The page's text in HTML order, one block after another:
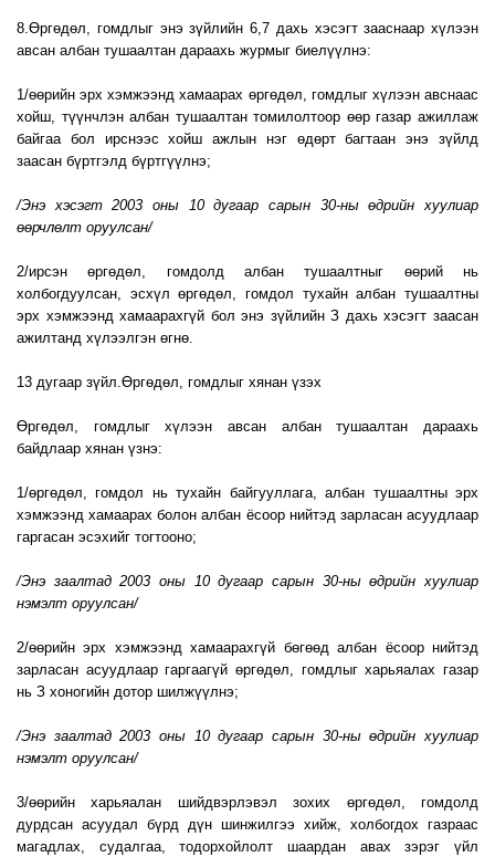
8.Өргөдөл, гомдлыг энэ зүйлийн 6,7 дахь хэсэгт зааснаар хүлээн
авсан албан тушаалтан дараахь журмыг биелүүлнэ:
1/өөрийн эрх хэмжээнд хамаарах өргөдөл, гомдлыг хүлээн авснаас
хойш, түүнчлэн албан тушаалтан томилолтоор өөр газар ажиллаж
байгаа бол ирснээс хойш ажлын нэг өдөрт багтаан энэ зүйлд
заасан бүртгэлд бүртгүүлнэ;
/Энэ хэсэгт 2003 оны 10 дугаар сарын 30-ны өдрийн хуулиар
өөрчлөлт оруулсан/
2/ирсэн өргөдөл, гомдолд албан тушаалтныг өөрий нь
холбогдуулсан, эсхүл өргөдөл, гомдол тухайн албан тушаалтны
эрх хэмжээнд хамаарахгүй бол энэ зүйлийн З дахь хэсэгт заасан
ажилтанд хүлээлгэн өгнө.
13 дугаар зүйл.Өргөдөл, гомдлыг хянан үзэх
Өргөдөл, гомдлыг хүлээн авсан албан тушаалтан дараахь
байдлаар хянан үзнэ:
1/өргөдөл, гомдол нь тухайн байгууллага, албан тушаалтны эрх
хэмжээнд хамаарах болон албан ёсоор нийтэд зарласан асуудлаар
гаргасан эсэхийг тогтооно;
/Энэ заалтад 2003 оны 10 дугаар сарын 30-ны өдрийн хуулиар
нэмэлт оруулсан/
2/өөрийн эрх хэмжээнд хамаарахгүй бөгөөд албан ёсоор нийтэд
зарласан асуудлаар гаргаагүй өргөдөл, гомдлыг харьяалах газар
нь З хоногийн дотор шилжүүлнэ;
/Энэ заалтад 2003 оны 10 дугаар сарын 30-ны өдрийн хуулиар
нэмэлт оруулсан/
3/өөрийн харьяалан шийдвэрлэвэл зохих өргөдөл, гомдолд
дурдсан асуудал бүрд дүн шинжилгээ хийж, холбогдох газраас
магадлах, судалгаа, тодорхойлолт шаардан авах зэрэг үйл